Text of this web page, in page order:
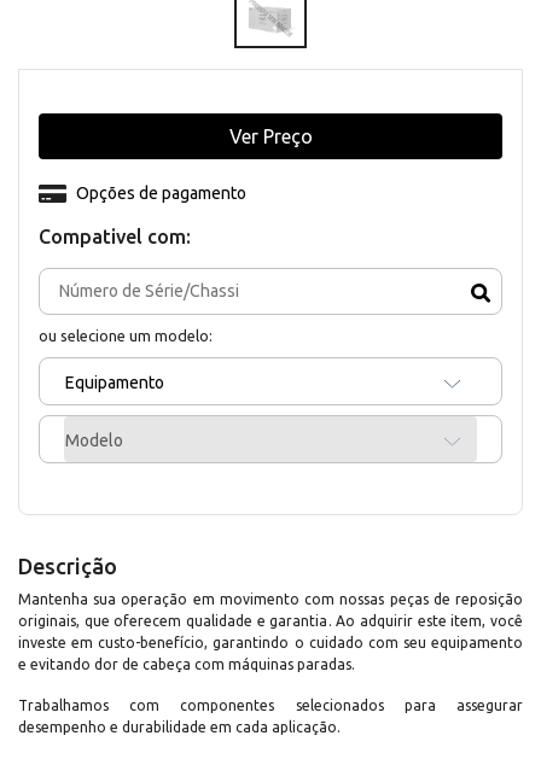
Compativel com:
ou selecione um modelo:
Equipamento
Modelo
Opções de pagamento
Ver Preço
Descrição
Mantenha sua operação em movimento com nossas peças de reposição
originais, que oferecem qualidade e garantia. Ao adquirir este item, você
investe em custo-benefício, garantindo o cuidado com seu equipamento
e evitando dor de cabeça com máquinas paradas.
Trabalhamos com componentes selecionados para assegurar
desempenho e durabilidade em cada aplicação.